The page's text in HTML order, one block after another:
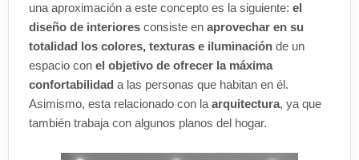
una aproximación a este concepto es la siguiente: el
diseño de interiores consiste en aprovechar en su
totalidad los colores, texturas e iluminación de un
espacio con el objetivo de ofrecer la máxima
confortabilidad a las personas que habitan en él.
Asimismo, esta relacionado con la arquitectura, ya que
también trabaja con algunos planos del hogar.